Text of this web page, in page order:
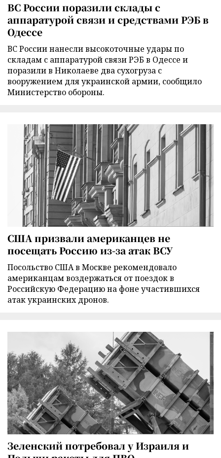
ВС России поразили склады с
аппаратурой связи и средствами РЭБ в
Одессе
ВС России нанесли высокоточные удары по
складам с аппаратурой связи РЭБ в Одессе и
поразили в Николаеве два сухогруза с
вооружением для украинской армии, сообщило
Министерство обороны.
США призвали американцев не
посещать Россию из-за атак ВСУ
Посольство США в Москве рекомендовало
американцам воздержаться от поездок в
Российскую Федерацию на фоне участившихся
атак украинских дронов.
Зеленский потребовал у Израиля и